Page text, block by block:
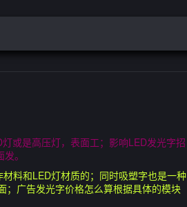
或是高压灯，表面工；影响LED发光字招
。
料和LED灯材质的；同时吸塑字也是一种
；广告发光字价格怎么算根据具体的模块